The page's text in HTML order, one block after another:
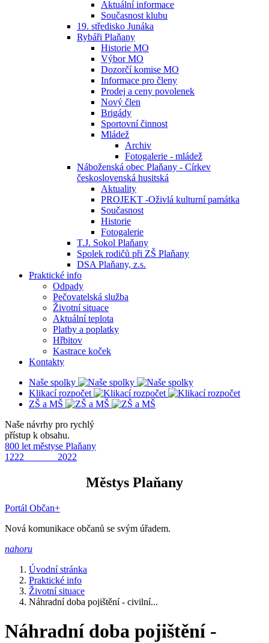
Aktuální informace
Současnost klubu
19. středisko Junáka
Rybáři Plaňany
Historie MO
Výbor MO
Dozorčí komise MO
Informace pro členy
Prodej a ceny povolenek
Nový člen
Brigády
Sportovní činnost
Mládež
Archiv
Fotogalerie - mládež
Náboženská obec Plaňany - Církev
československá husitská
Aktuality
PROJEKT -Oživlá kulturní památka
Současnost
Historie
Fotogalerie
T.J. Sokol Plaňany
Spolek rodičů při ZŠ Plaňany
DSA Plaňany, z.s.
Praktické info
Odpady
Pečovatelská služba
Životní situace
Aktuální teplota
Platby a poplatky
Hřbitov
Kastrace koček
Kontakty
Naše spolky
Klikací rozpočet
ZŠ a MŠ
Naše návrhy pro rychlý
přístup k obsahu.
800 let městyse Plaňany
1222 2022
Městys Plaňany
Portál Občan+
Nová komunikace občanů se svým úřadem.
nahoru
Úvodní stránka
Praktické info
Životní situace
Náhradní doba pojištění - civilní...
Náhradní doba pojištění -